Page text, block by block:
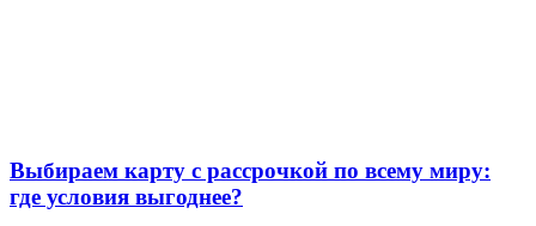
Выбираем карту с рассрочкой по всему миру:
где условия выгоднее?